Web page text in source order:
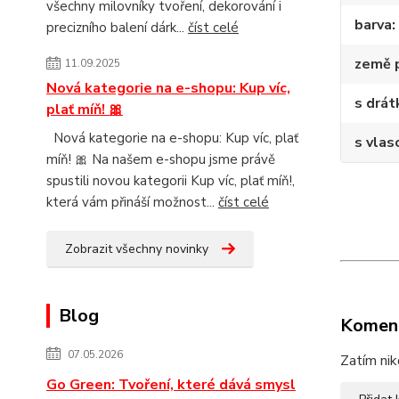
všechny milovníky tvoření, dekorování i
precizního balení dárk... číst celé
11.09.2025
Nová kategorie na e-shopu: Kup víc,
plať míň! 🎀
Nová kategorie na e-shopu: Kup víc, plať
míň! 🎀 Na našem e-shopu jsme právě
spustili novou kategorii Kup víc, plať míň!,
která vám přináší možnost... číst celé
Zobrazit všechny novinky
Blog
07.05.2026
Go Green: Tvoření, které dává smysl
barva
země
s
s
Zatím